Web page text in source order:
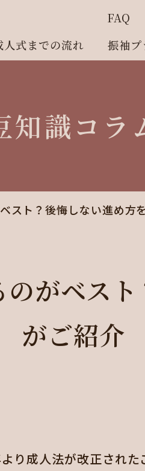
FAQ
人式までの流れ 振袖プ
知識コラ
スト？後悔しない進め方
がベス
がご紹介
り成人法が改正された